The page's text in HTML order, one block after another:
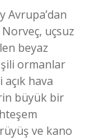
Avrupa’dan
uçsuz
beyaz
ormanlar
hava
büyük bir
ve kano